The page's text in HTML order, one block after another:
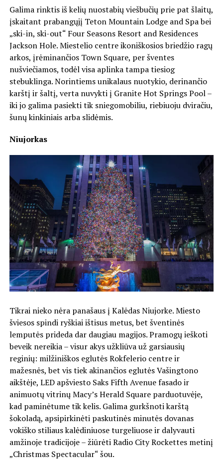
Galima rinktis iš kelių nuostabių viešbučių prie pat šlaitų,
įskaitant prabangųjį Teton Mountain Lodge and Spa bei
„ski-in, ski-out“ Four Seasons Resort and Residences
Jackson Hole. Miestelio centre ikoniškosios briedžio ragų
arkos, įrėminančios Town Square, per šventes
nušviečiamos, todėl visa aplinka tampa tiesiog
stebuklinga. Norintiems unikalaus nuotykio, derinančio
karštį ir šaltį, verta nuvykti į Granite Hot Springs Pool –
iki jo galima pasiekti tik sniegomobiliu, riebiuoju dviračiu,
šunų kinkiniais arba slidėmis.
Niujorkas
Tikrai nieko nėra panašaus į Kalėdas Niujorke. Miesto
šviesos spindi ryškiai ištisus metus, bet šventinės
lemputės prideda dar daugiau magijos. Pramogų ieškoti
beveik nereikia – visur akys užkliūva už garsiausių
reginių: milžiniškos eglutės Rokfelerio centre ir
mažesnės, bet vis tiek akinančios eglutės Vašingtono
aikštėje, LED apšviesto Saks Fifth Avenue fasado ir
animuotų vitrinų Macy’s Herald Square parduotuvėje,
kad paminėtume tik kelis. Galima gurkšnoti karštą
šokoladą, apsipirkinėti paskutinės minutės dovanas
vokiško stiliaus kalėdiniuose turgeliuose ir dalyvauti
amžinoje tradicijoje – žiūrėti Radio City Rockettes metinį
„Christmas Spectacular“ šou.